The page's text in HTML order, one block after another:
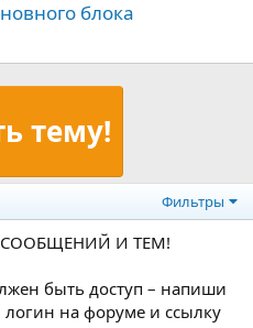
блока
тему!
Фильтры
СООБЩЕНИЙ И ТЕМ!
быть доступ – напиши
на форуме и ссылку